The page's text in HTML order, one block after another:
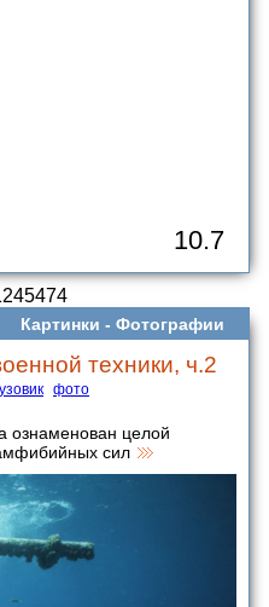
10.7
Картинки - Фотографии
техники, ч.2
фото
ознаменован целой
сил